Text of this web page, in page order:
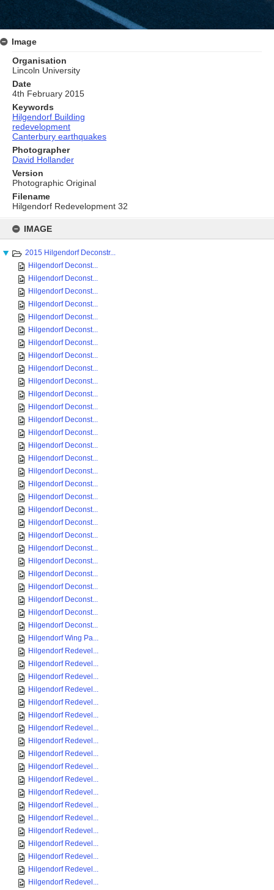
content
IMAGE
2015 Hilgendorf Deconstr...
Hilgendorf Deconst...
Hilgendorf Deconst...
Hilgendorf Deconst...
Hilgendorf Deconst...
Hilgendorf Deconst...
Hilgendorf Deconst...
Hilgendorf Deconst...
Hilgendorf Deconst...
Hilgendorf Deconst...
Hilgendorf Deconst...
Hilgendorf Deconst...
Hilgendorf Deconst...
Hilgendorf Deconst...
Hilgendorf Deconst...
Hilgendorf Deconst...
Hilgendorf Deconst...
Hilgendorf Deconst...
Hilgendorf Deconst...
Hilgendorf Deconst...
Hilgendorf Deconst...
Hilgendorf Deconst...
Hilgendorf Deconst...
Hilgendorf Deconst...
Hilgendorf Deconst...
Hilgendorf Deconst...
Hilgendorf Deconst...
Hilgendorf Deconst...
Hilgendorf Deconst...
Hilgendorf Deconst...
Hilgendorf Wing Pa...
Hilgendorf Redevel...
Hilgendorf Redevel...
Hilgendorf Redevel...
Hilgendorf Redevel...
Hilgendorf Redevel...
Hilgendorf Redevel...
Hilgendorf Redevel...
Hilgendorf Redevel...
Hilgendorf Redevel...
Hilgendorf Redevel...
Hilgendorf Redevel...
Hilgendorf Redevel...
Hilgendorf Redevel...
Hilgendorf Redevel...
Hilgendorf Redevel...
Hilgendorf Redevel...
Hilgendorf Redevel...
Hilgendorf Redevel...
Hilgendorf Redevel...
Image
Organisation
Lincoln University
Date
4th February 2015
Keywords
Hilgendorf Building
redevelopment
Canterbury earthquakes
Photographer
David Hollander
Version
Photographic Original
Filename
Hilgendorf Redevelopment 32